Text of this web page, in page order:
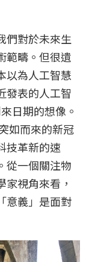
們對於未來生
範疇。但很遺
以為人工智慧
發表的人工智
日期的想像。
如而來的新冠
技革新的速
從一個關注物
視角來看，
意義」是面對